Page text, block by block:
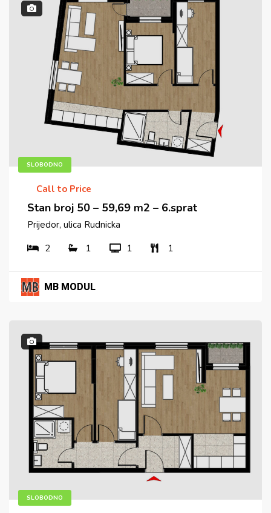
SLOBODNO
Call to Price
Stan broj 50 – 59,69 m2 – 6.sprat
Prijedor, ulica Rudnicka
2
1 1 1
MB MODUL
SLOBODNO